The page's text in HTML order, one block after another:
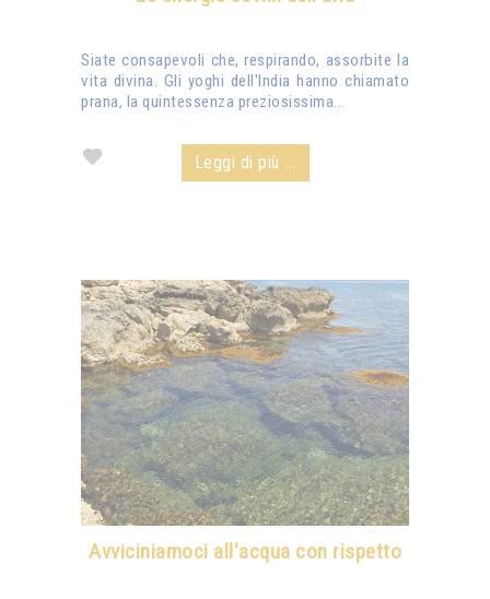
Siate consapevoli che, respirando, assorbite la
vita divina. Gli yoghi dell'India hanno chiamato
prana, la quintessenza preziosissima...
Leggi di più ...
Avviciniamoci all'acqua con rispetto